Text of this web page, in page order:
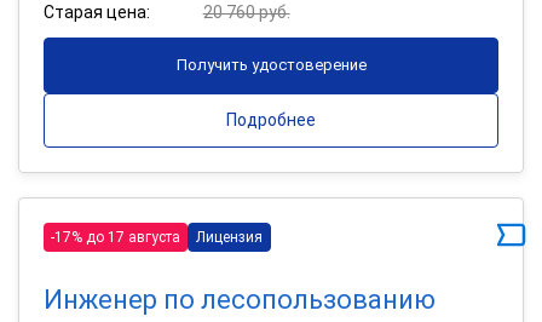
Старая цена:
20 760 руб.
Получить удостоверение
Подробнее
-17% до 17 августа Лицензия
Инженер по лесопользованию